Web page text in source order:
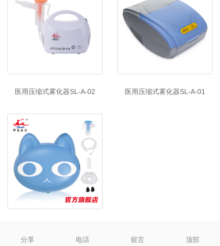
医用压缩式雾化器SL-A-02 医用压缩式雾化器SL-A-01
分享
电话 留言 顶部